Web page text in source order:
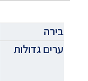
בירה
ערים גדולות